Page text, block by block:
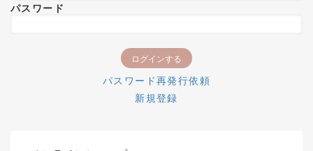
パスワード
パスワード再発行依頼
新規登録